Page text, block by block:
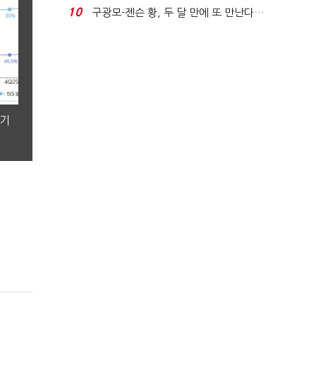
가 수습"
10
구광모-젠슨 황, 두 달 만에 또 만난다…